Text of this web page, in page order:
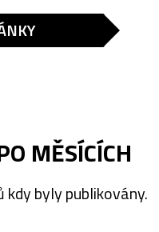
MĚSÍCÍCH
byly publikovány.